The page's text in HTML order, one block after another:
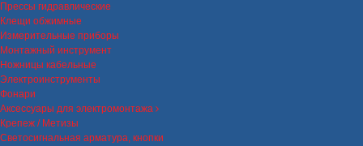
Прессы гидравлические
Клещи обжимные
Измерительные приборы
Монтажный инструмент
Ножницы кабельные
Электроинструменты
Фонари
Аксессуары для электромонтажа
Крепеж / Метизы
Светосигнальная арматура, кнопки